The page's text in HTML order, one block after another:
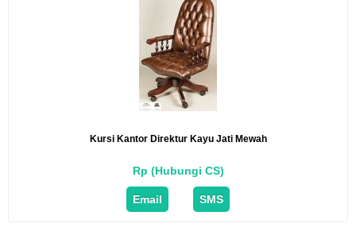
Kursi Kantor Direktur Kayu Jati Mewah
Rp (Hubungi CS)
Email SMS